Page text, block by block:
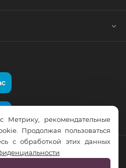
права защищены
Метрику, рекомендательные
Продолжая пользоваться
с обработкой этих данных